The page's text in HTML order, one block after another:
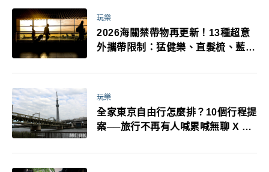
玩樂
2026海關禁帶物再更新！13種超意
外攜帶限制：猛健樂、直髮梳、藍牙
萬！注意事項一次看！
玩樂
全家東京自由行怎麼排？10個行程提
案──旅行不再有人喊累喊無聊 X 爸